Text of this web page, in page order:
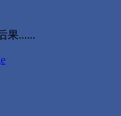
果......